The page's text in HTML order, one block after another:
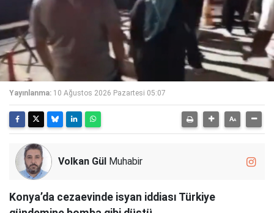
Yayınlanma: 10 Ağustos 2026 Pazartesi 05:07
Volkan Gül Muhabir
Konya’da cezaevinde isyan iddiası Türkiye